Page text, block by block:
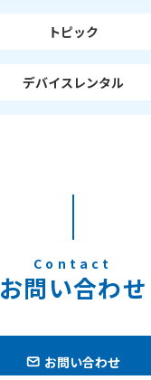
トピック
デバイスレンタル
Contact
お問い合わせ
お問い合わせ